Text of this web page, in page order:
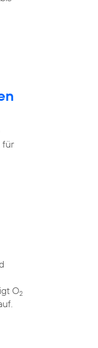
für
O2